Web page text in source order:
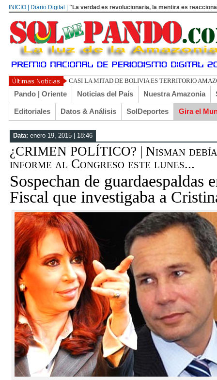
INICIO | Diario Digital | "La verdad es revolucionaria, la mentira es
UN LIBERTARIO
Pando | Oriente Noticias del País Nuestra Amazonia
Editoriales Datos & Análisis SolDeportes Gira el
Data: enero 19, 2015 | 18:46
¿CRIMEN POLÍTICO? | Nisman
informe al Congreso este lunes...
Sospechan de guardaespaldas
Fiscal que investigaba a